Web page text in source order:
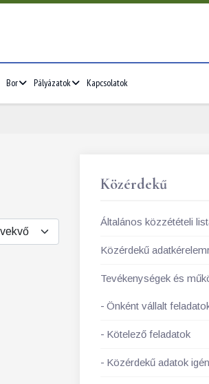
Bor Pályázatok Kapcsolatok
Közérdekű
Általános közzétételi
Közérdekű
Tevékenységek és
Önként vállalt
Kötelező feladatok
Közérdekű adatok